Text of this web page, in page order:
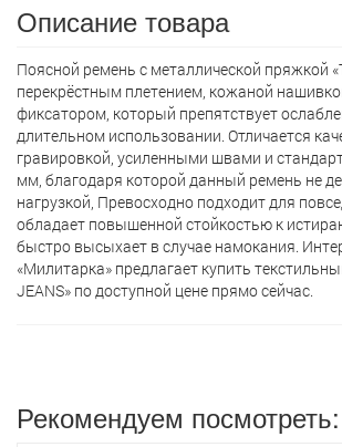
Описание товара
Поясной ремень с металлической пряжкой
перекрёстным плетением, кожаной
фиксатором, который препятствует
длительном использовании. Отличается
гравировкой, усиленными швами и
мм, благодаря которой данный ремень не
нагрузкой, Превосходно подходит для
обладает повышенной стойкостью к
быстро высыхает в случае намокания.
«Милитарка» предлагает кyпить
JEANS» по доступной цене прямо сейчас.
Рекомендуем посмотреть: